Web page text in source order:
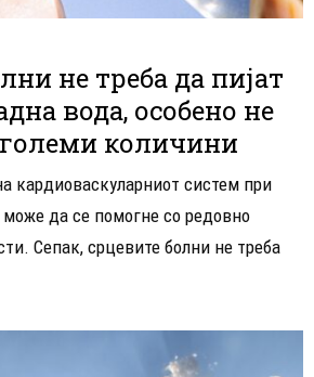
не треба да пијат
вода, особено не
количини
кардиоваскуларниот систем при
да се помогне со редовно
Сепак, срцевите болни не треба